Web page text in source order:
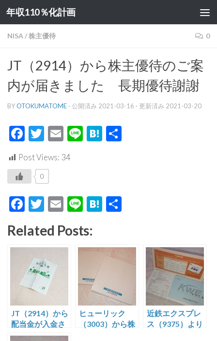
コンテンツへスキップ
年収110％化計画
NISA/株主優待 0
JT（2914）から株主優待のご案
内が届きました 長期優待謝謝
BYOTOKUMATOME · 公開済み 2021-03-16 · 更新済み 2021-03-20
Facebook
Twitter
EmailLineHatena
Post Views: 34
0
Facebook
Twitter
EmailLineHatena
Related Posts:
JT（2914）から
配当金が入金さ
れました
ヒューリック
（3003）から株
近鉄エクスプレ
ス（9375）より